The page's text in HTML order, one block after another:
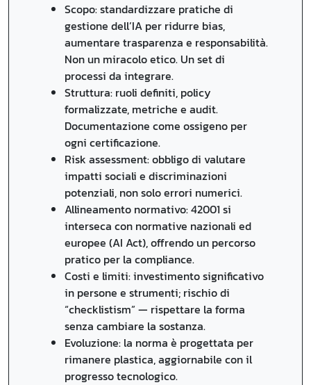
Scopo: standardizzare pratiche di
gestione dell’IA per ridurre bias,
aumentare trasparenza e responsabilità.
Non un miracolo etico. Un set di
processi da integrare.
Struttura: ruoli definiti, policy
formalizzate, metriche e audit.
Documentazione come ossigeno per
ogni certificazione.
Risk assessment: obbligo di valutare
impatti sociali e discriminazioni
potenziali, non solo errori numerici.
Allineamento normativo: 42001 si
interseca con normative nazionali ed
europee (AI Act), offrendo un percorso
pratico per la compliance.
Costi e limiti: investimento significativo
in persone e strumenti; rischio di
“checklistism” — rispettare la forma
senza cambiare la sostanza.
Evoluzione: la norma è progettata per
rimanere plastica, aggiornabile con il
progresso tecnologico.